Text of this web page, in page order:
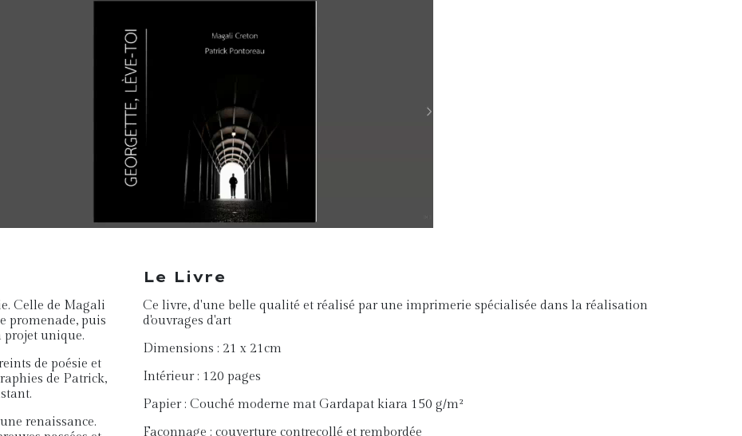
Celle de Magali
promenade, puis
projet unique.
de poésie et
de Patrick,
renaissance.
Le Livre
Ce livre, d'une belle qualité et réalisé par une imprimerie spécialisée dans la réalisation
d'ouvrages d'art
Dimensions : 21 x 21cm
Intérieur : 120 pages
Papier : Couché moderne mat Gardapat kiara 150 g/m²
Façonnage : couverture contrecollé et rembordée